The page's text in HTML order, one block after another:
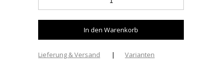
Lieferung & Versand | Varianten